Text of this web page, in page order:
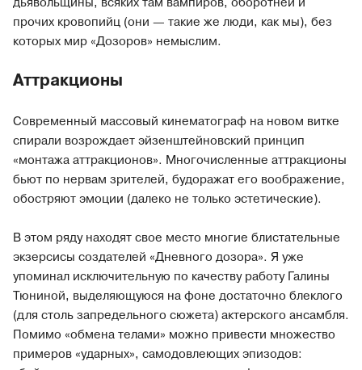
прочих кровопийц (они — такие же люди, как мы), без
которых мир «Дозоров» немыслим.
Аттракционы
Современный массовый кинематограф на новом витке
спирали возрождает эйзенштейновский принцип
«монтажа аттракционов». Многочисленные аттракционы
бьют по нервам зрителей, будоражат его воображение,
обостряют эмоции (далеко не только эстетические).
В этом ряду находят свое место многие блистательные
экзерсисы создателей «Дневного дозора». Я уже
упоминал исключительную по качеству работу Галины
Тюниной, выделяющуюся на фоне достаточно блеклого
(для столь запредельного сюжета) актерского ансамбля.
Помимо «обмена телами» можно привести множество
примеров «ударных», самодовлеющих эпизодов: